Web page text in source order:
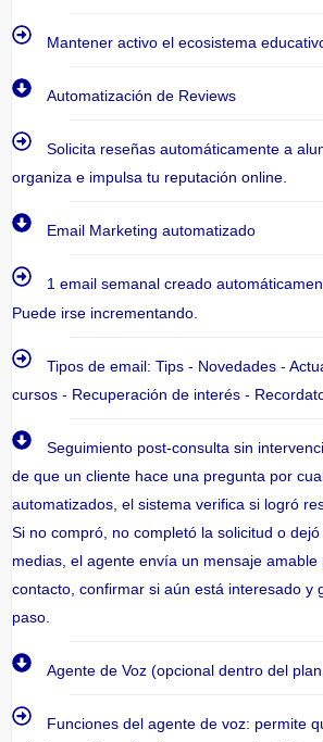
Mantener activo el ecosistema
Automatización de Reviews
Solicita reseñas automáticamente a
organiza e impulsa tu reputación online.
Email Marketing automatizado
1 email semanal creado
Puede irse incrementando.
Tipos de email: Tips - Novedades -
cursos - Recuperación de interés -
Seguimiento post-consulta sin
de que un cliente hace una pregunta por
automatizados, el sistema verifica si logró
Si no compró, no completó la solicitud o
medias, el agente envía un mensaje
contacto, confirmar si aún está interesado y
paso.
Agente de Voz (opcional dentro del
Funciones del agente de voz: permite